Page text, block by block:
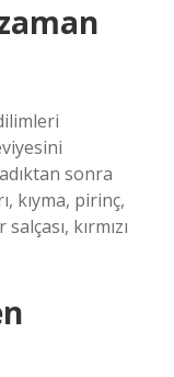
sonra
kıyma, pirinç,
kırmızı